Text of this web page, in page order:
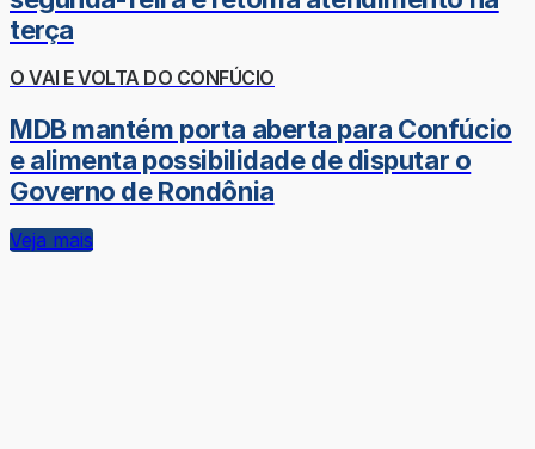
terça
O VAI E VOLTA DO CONFÚCIO
MDB mantém porta aberta para Confúcio
e alimenta possibilidade de disputar o
Governo de Rondônia
Veja mais